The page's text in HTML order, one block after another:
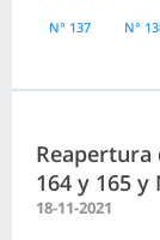
N° 137 N°
Reapertura
164 y 165 y
18-11-2021